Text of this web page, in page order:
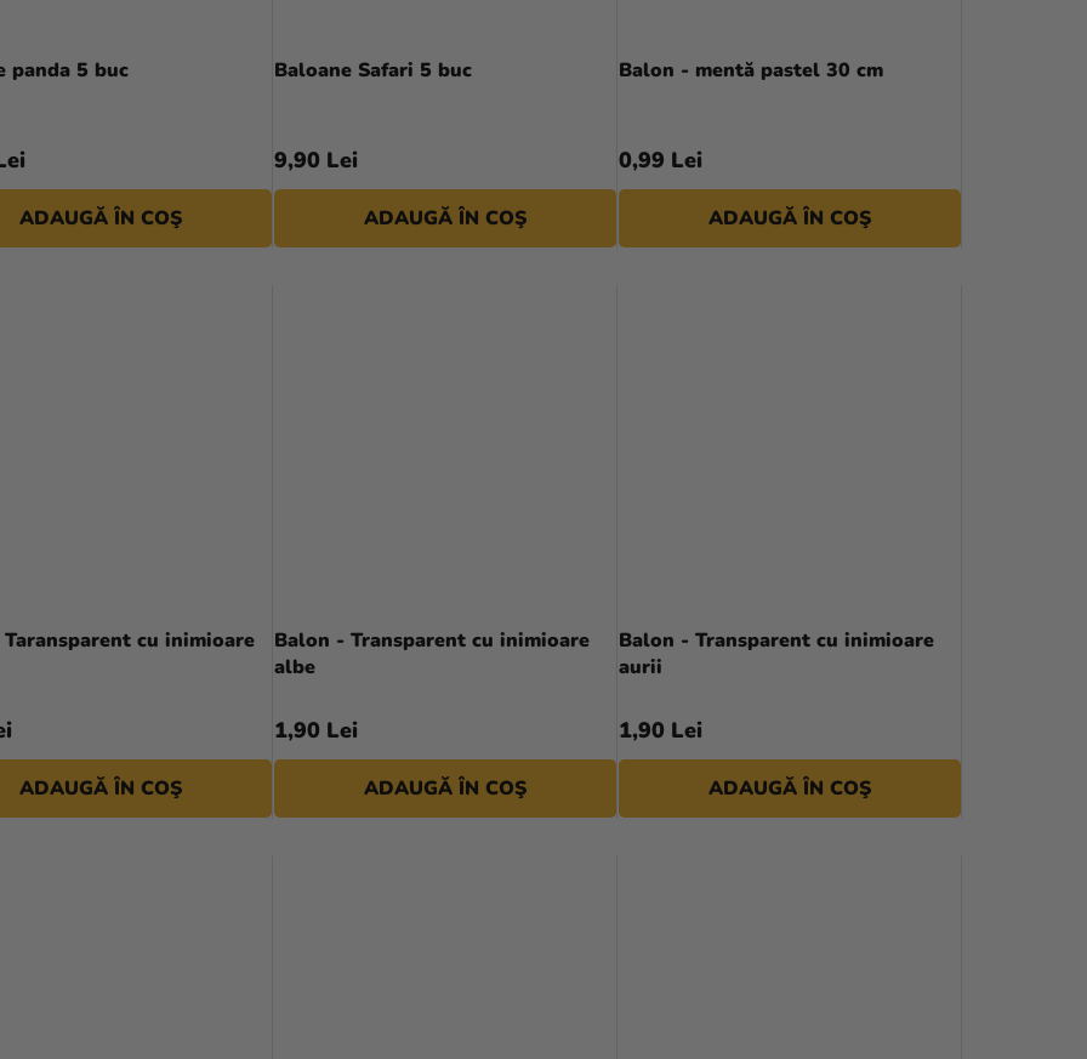
panda 5 buc
ADAUGĂ ÎN COŞ
Baloane Safari 5 buc
9,90 Lei
ADAUGĂ ÎN COŞ
Balon - mentă pastel 30 cm
0,99 Lei
ADAUGĂ ÎN COŞ
cu inimioare
ADAUGĂ ÎN COŞ
Balon - Transparent cu inimioare
albe
1,90 Lei
ADAUGĂ ÎN COŞ
Balon - Transparent cu inimioare
aurii
1,90 Lei
ADAUGĂ ÎN COŞ